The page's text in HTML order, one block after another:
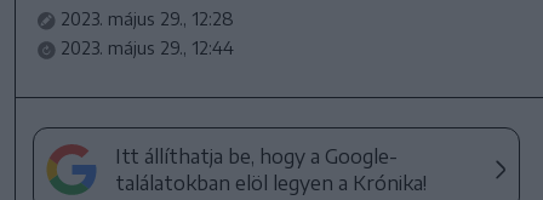
2023. május 29., 12:28
2023. május 29., 12:44
Itt állíthatja be, hogy a Google-
találatokban elöl legyen a Krónika!